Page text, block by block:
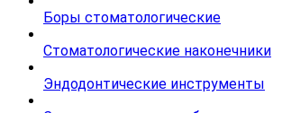
Боры стоматологические
Стоматологические наконечники
Эндодонтические инструменты